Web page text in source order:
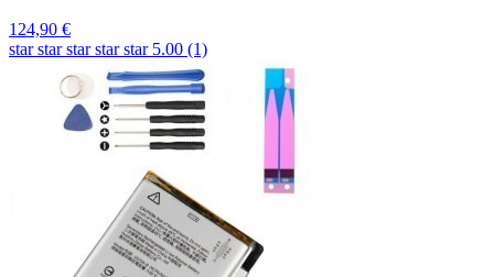
124,90 €
star star star star star 5.00 (1)